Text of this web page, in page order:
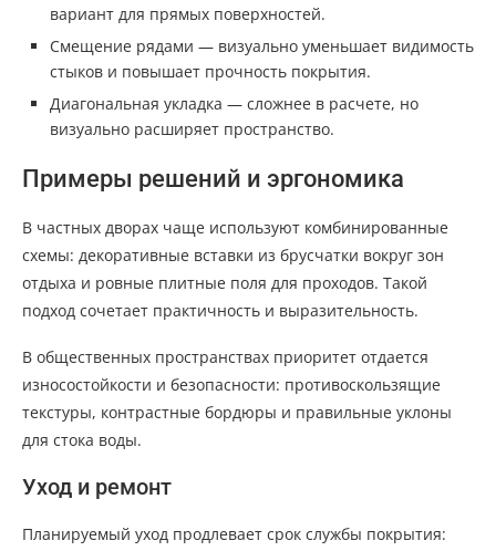
вариант для прямых поверхностей.
Смещение рядами — визуально уменьшает видимость
стыков и повышает прочность покрытия.
Диагональная укладка — сложнее в расчете, но
визуально расширяет пространство.
Примеры решений и эргономика
В частных дворах чаще используют комбинированные
схемы: декоративные вставки из брусчатки вокруг зон
отдыха и ровные плитные поля для проходов. Такой
подход сочетает практичность и выразительность.
В общественных пространствах приоритет отдается
износостойкости и безопасности: противоскользящие
текстуры, контрастные бордюры и правильные уклоны
для стока воды.
Уход и ремонт
Планируемый уход продлевает срок службы покрытия: